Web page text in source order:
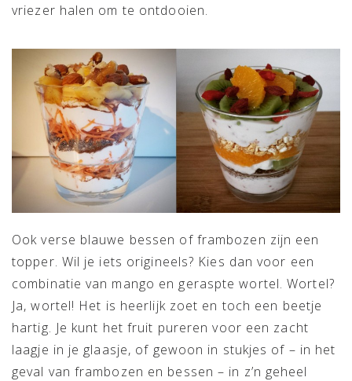
vriezer halen om te ontdooien.
Ook verse blauwe bessen of frambozen zijn een
topper. Wil je iets origineels? Kies dan voor een
combinatie van mango en geraspte wortel. Wortel?
Ja, wortel! Het is heerlijk zoet en toch een beetje
hartig. Je kunt het fruit pureren voor een zacht
laagje in je glaasje, of gewoon in stukjes of – in het
geval van frambozen en bessen – in z’n geheel